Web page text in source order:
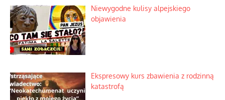
Niewygodne kulisy alpejskiego
objawienia
Ekspresowy kurs zbawienia z rodzinną
katastrofą